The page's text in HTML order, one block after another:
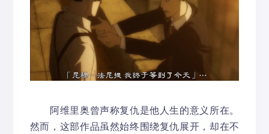
阿维里奥曾声称复仇是他人生的意义所在。
然而，这部作品虽然始终围绕复仇展开，却在不